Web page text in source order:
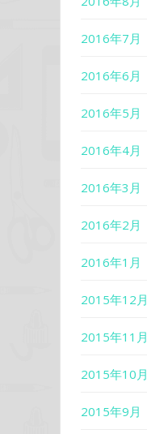
2016年7月
2016年6月
2016年5月
2016年4月
2016年3月
2016年2月
2016年1月
2015年12月
2015年11月
2015年10月
2015年9月